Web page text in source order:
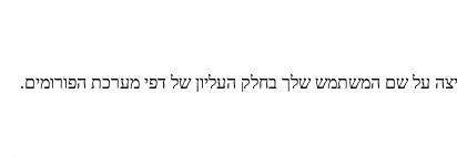
על שם המשתמש שלך בחלק העליון של דפי מערכת הפורומים.